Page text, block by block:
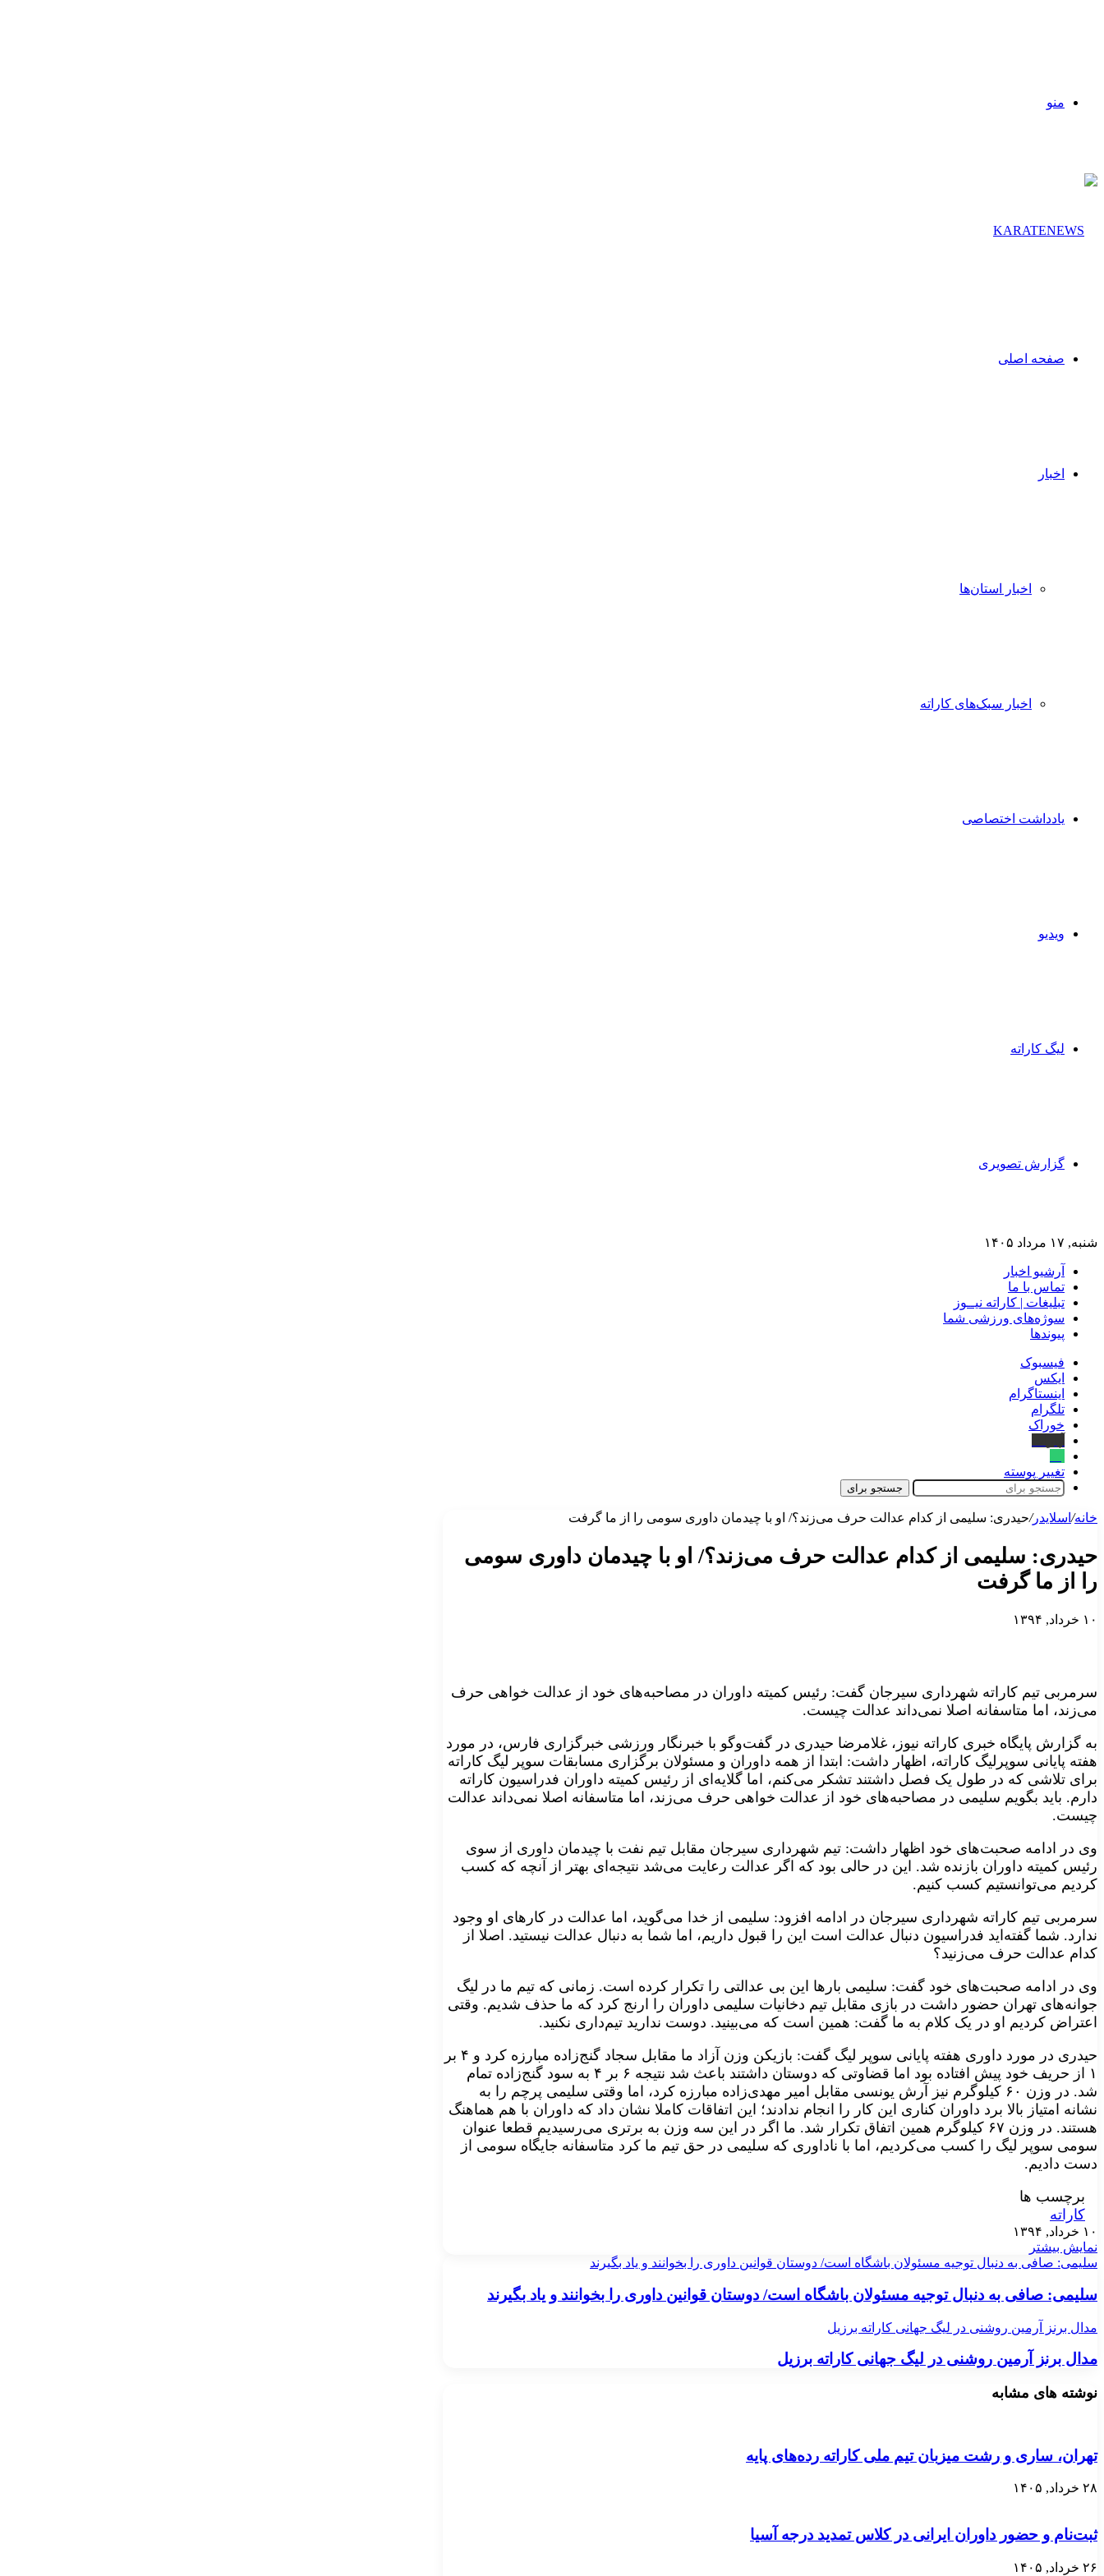
منو
صفحه اصلی
اخبار
اخبار استان‌ها
اخبار سبک‌های کاراته
یادداشت اختصاصی
ویدیو
لیگ کاراته
گزارش تصویری
شنبه, ۱۷ مرداد ۱۴۰۵
آرشیو اخبار
تماس‌ با‌ ما
تبلیغات | کاراته نیــوز
سوژه‌های ورزشی شما
پیوندها
فیسبوک
ایکس
اینستاگرام
تلگرام
خوراک
تغییر پوسته
جستجو برای
خانه/ اسلایدر/حیدری: سلیمی از کدام عدالت حرف می‌زند؟/ او با چیدمان داوری سومی را از ما گرفت
حیدری: سلیمی از کدام عدالت حرف می‌زند؟/ او با چیدمان داوری سومی
را از ما گرفت
۱۰ خرداد, ۱۳۹۴
سرمربی تیم کاراته شهرداری سیرجان گفت: رئیس کمیته داوران در مصاحبه‌های خود از عدالت خواهی حرف
می‌زند، اما متاسفانه اصلا نمی‌داند عدالت چیست.
به گزارش پایگاه خبری کاراته نیوز، غلامرضا حیدری در گفت‌وگو با خبرنگار ورزشی خبرگزاری فارس، در مورد
هفته پایانی سوپرلیگ کاراته، اظهار داشت: ابتدا از همه داوران و مسئولان برگزاری مسابقات سوپر لیگ کاراته
برای تلاشی که در طول یک فصل داشتند تشکر می‌کنم، اما گلایه‌ای از رئیس کمیته داوران فدراسیون کاراته
دارم. باید بگویم سلیمی در مصاحبه‌های خود از عدالت خواهی حرف می‌زند، اما متاسفانه اصلا نمی‌داند عدالت
چیست.
وی در ادامه صحبت‌های خود اظهار داشت: تیم شهرداری سیرجان مقابل تیم نفت با چیدمان داوری از سوی
رئیس کمیته داوران بازنده شد. این در حالی بود که اگر عدالت رعایت می‌شد نتیجه‌ای بهتر از آنچه که کسب
کردیم می‌توانستیم کسب کنیم.
سرمربی تیم کاراته شهرداری سیرجان در ادامه افزود: سلیمی از خدا می‌گوید، اما عدالت در کارهای او وجود
ندارد. شما گفته‌اید فدراسیون دنبال عدالت است این را قبول داریم، اما شما به دنبال عدالت نیستید. اصلا از
کدام عدالت حرف می‌زنید؟
وی در ادامه صحبت‌های خود گفت: سلیمی بارها این بی عدالتی را تکرار کرده است. زمانی که تیم ما در لیگ
جوانه‌های تهران حضور داشت در بازی مقابل تیم دخانیات سلیمی داوران را ارنج کرد که ما حذف شدیم. وقتی
اعتراض کردیم او در یک کلام به ما گفت: همین است که می‌بینید. دوست ندارید تیم‌داری نکنید.
حیدری در مورد داوری هفته پایانی سوپر لیگ گفت: بازیکن وزن آزاد ما مقابل سجاد گنج‌زاده مبارزه کرد و ۴ بر
۱ از حریف خود پیش افتاده بود اما قضاوتی که دوستان داشتند باعث شد نتیجه ۶ بر ۴ به سود گنج‌زاده تمام
شد. در وزن ۶۰ کیلوگرم نیز آرش یونسی مقابل امیر مهدی‌زاده مبارزه کرد، اما وقتی سلیمی پرچم را به
نشانه امتیاز بالا برد داوران کناری این کار را انجام ندادند؛ این‌ اتفاقات کاملا نشان داد که داوران با هم هماهنگ
هستند. در وزن ۶۷ کیلوگرم همین اتفاق تکرار شد. ما اگر در این سه وزن به برتری می‌رسیدیم قطعا عنوان
سومی سوپر لیگ را کسب می‌کردیم، اما با ناداوری که سلیمی در حق تیم ما کرد متاسفانه جایگاه سومی از
دست دادیم.
برچسب ها
کاراته
۱۰ خرداد, ۱۳۹۴
نمایش بیشتر
سلیمی: صافی به دنبال توجیه مسئولان باشگاه‌ است/ دوستان قوانین داوری را بخوانند و یاد بگیرند
سلیمی: صافی به دنبال توجیه مسئولان باشگاه‌ است/ دوستان قوانین داوری را بخوانند و یاد بگیرند
مدال برنز آرمین روشنی در لیگ جهانی کاراته برزیل
مدال برنز آرمین روشنی در لیگ جهانی کاراته برزیل
نوشته های مشابه
تهران، ساری و رشت میزبان تیم ملی کاراته رده‌های پایه
۲۸ خرداد, ۱۴۰۵
ثبت‌نام و حضور داوران ایرانی در کلاس تمدید درجه آسیا
۲۶ خرداد, ۱۴۰۵